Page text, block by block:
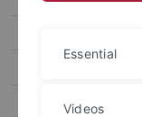
Schnupperstudium
Essential
Videos